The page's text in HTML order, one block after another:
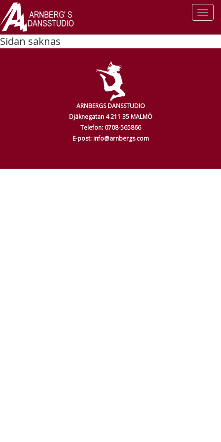
Sidan saknas
ARNBERGS DANSSTUDIO
Djäknegatan 4 211 35 MALMÖ
Telefon: 0708-565866
E-post: info@arnbergs.com